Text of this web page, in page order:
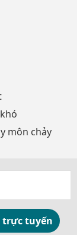
môn chảy
trực tuyến